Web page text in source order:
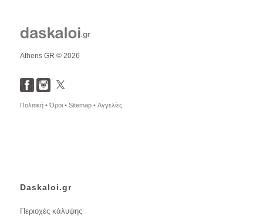
Athens GR © 2026
Πολιτική •Όροι • Sitemap • Αγγελίες
Daskaloi.gr
Περιοχές κάλυψης